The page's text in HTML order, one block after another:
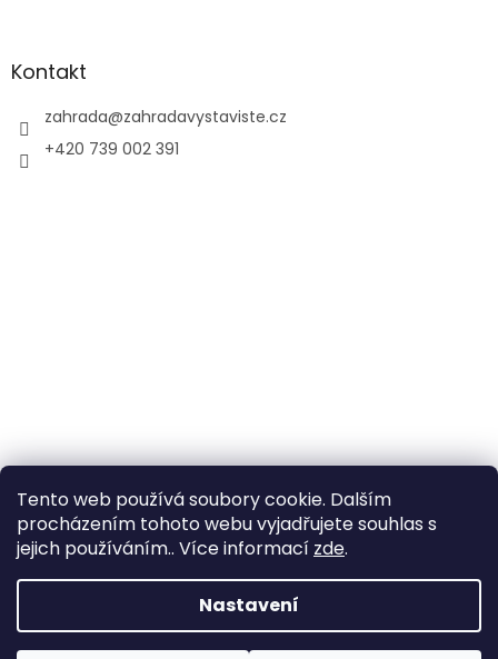
Tento web používá soubory cookie. Dalším
procházením tohoto webu vyjadřujete souhlas s
jejich používáním.. Více informací zde.
Nastavení
Kontakt
zahrada@zahradavystaviste.cz
+420 739 002 391
Vytvořil Shoptet